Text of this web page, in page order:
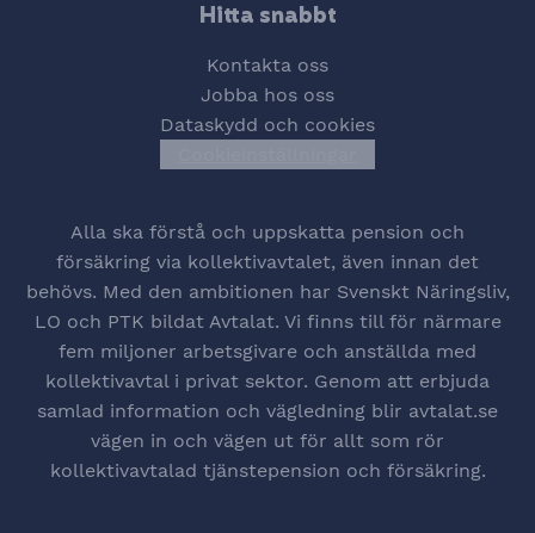
Hitta snabbt
Kontakta oss
Jobba hos oss
Dataskydd och cookies
Alla ska förstå och uppskatta pension och
försäkring via kollektivavtalet, även innan det
behövs. Med den ambitionen har Svenskt Näringsliv,
LO och PTK bildat Avtalat. Vi finns till för närmare
fem miljoner arbetsgivare och anställda med
kollektivavtal i privat sektor. Genom att erbjuda
samlad information och vägledning blir avtalat.se
vägen in och vägen ut för allt som rör
kollektivavtalad tjänstepension och försäkring.